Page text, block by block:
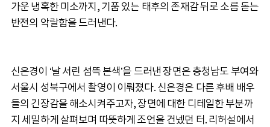
가운 냉혹한 미소까지, 기품 있는 태후의 존재감 뒤로 소름 돋는
반전의 악랄함을 드러낸다.
신은경이 ‘날 서린 섬뜩 본색’을 드러낸 장면은 충청남도 부여와
서울시 성북구에서 촬영이 이뤄졌다. 신은경은 다른 후배 배우
들의 긴장감을 해소시켜주고자, 장면에 대한 디테일한 부분까
지 세밀하게 살펴보며 따뜻하게 조언을 건넸던 터. 리허설에서